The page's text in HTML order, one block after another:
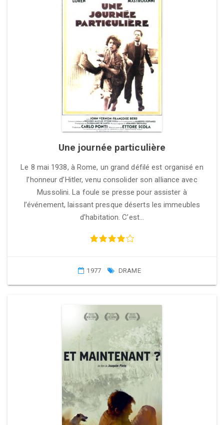
Une journée particulière
Le 8 mai 1938, à Rome, un grand défilé est organisé en
l’honneur d’Hitler, venu consolider son alliance avec
Mussolini. La foule se presse pour assister à
l’événement, laissant presque déserts les immeubles
d’habitation. C’est…
1977 DRAME